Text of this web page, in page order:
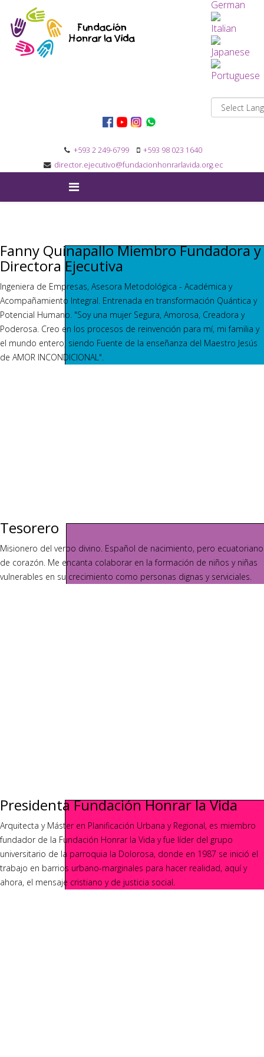
+593 2 249-6799
+593 98 023 1640
director.ejecutivo@fundacionhonrarlavida.org.ec
Fanny Quinapallo Miembro Fundadora y
Directora Ejecutiva
Ingeniera de Empresas, Asesora Metodológica - Académica y
Acompañamiento Integral. Entrenada en transformación Quántica y
Potencial Humano. "Soy una mujer Segura, Amorosa, Creadora y
Poderosa. Creo en los procesos de reinvención para mí, mi familia y
el mundo entero, siendo Fuente de la enseñanza del Maestro Jesús
de AMOR INCONDICIONAL".
Tesorero
Misionero del verbo divino. Español de nacimiento, pero ecuatoriano
de corazón. Me encanta colaborar en la formación de niños y niñas
vulnerables en su crecimiento como personas dignas y serviciales.
Presidenta Fundación Honrar la Vida
Arquitecta y Máster en Planificación Urbana y Regional, es miembro
fundador de la Fundación Honrar la Vida y fue líder del grupo
universitario de la parroquia la Dolorosa, donde en 1987 se inició el
trabajo en barrios urbano-marginales para hacer realidad, aquí y
ahora, el mensaje cristiano y de justicia social.